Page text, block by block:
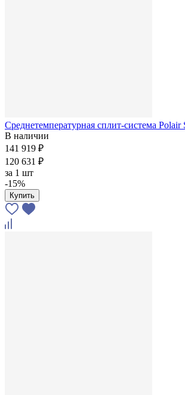
Среднетемпературная сплит-система Polair
В наличии
141 919 ₽
120 631 ₽
за 1 шт
-15%
Купить